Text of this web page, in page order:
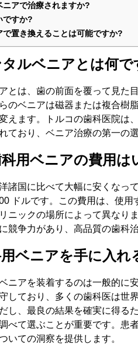
ニアで治療されますか?
ですか?
で置き換えることは可能ですか?
タルベニアとは何で
とは、歯の前面を覆って見た
のベニアは磁器または複合樹
えます。トルコの歯科医院は
ており、ベニア治療の第一の
科用ベニアの費用
諸国に比べて大幅に安くなっ
ドルです。この費用は、使用
ニックの場所によって異なり
競争力があり、高品質の歯科
用ベニアを手に入
ニアを装着するのは一般的に
しており、多くの歯科医は世
し、最良の結果を確実に得る
べて選ぶことが重要です。患
いての洞察を提供します。
お名前（姓